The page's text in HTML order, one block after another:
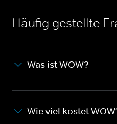
Häufig gestellte
Was ist WOW?
Wie viel kostet